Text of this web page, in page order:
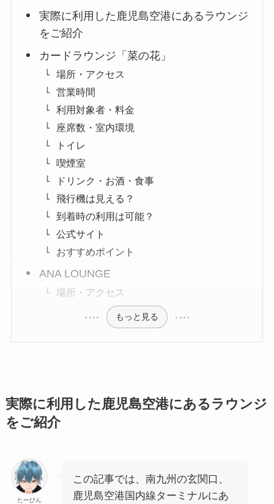
実際に利用した鹿児島空港にあるラウンジ
をご紹介
カードラウンジ「菜の花」
場所・アクセス
営業時間
利用対象者・料金
座席数・室内環境
トイレ
喫煙室
ドリンク・お酒・食事
飛行機は見える？
到着時の利用は可能？
公式サイト
おすすめポイント
ANA LOUNGE
場所・アクセス
もっと見る
実際に利用した鹿児島空港にあるラウンジ
をご紹介
たーびん
この記事では、南九州の玄関口、
鹿児島空港国内線ターミナルにあ